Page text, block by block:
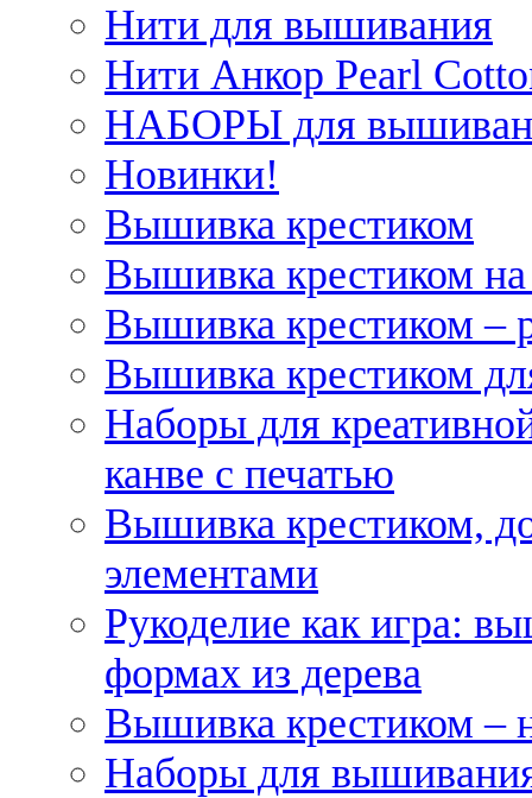
Нити для вышивания
Нити Анкор Pearl
НАБОРЫ для
Новинки!
Вышивка крестиком
Вышивка крестиком
Вышивка крестиком –
Вышивка крестиком
Наборы для
канве с печатью
Вышивка крестиком,
элементами
Рукоделие как игра:
формах из дерева
Вышивка крестиком –
Наборы для